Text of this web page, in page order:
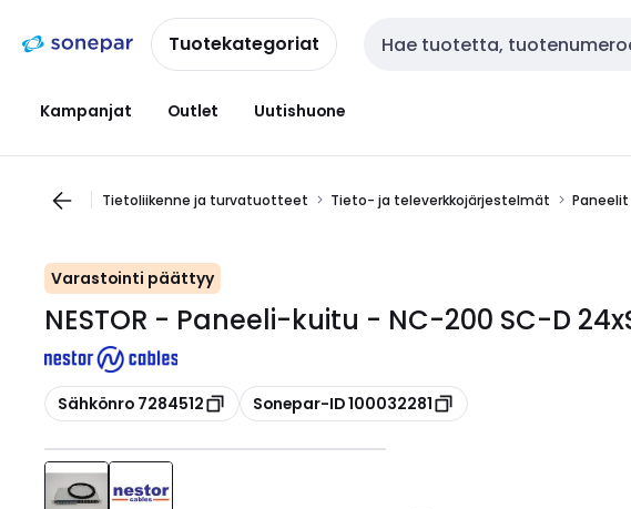
navigointiinsisältöönTuotekategoriat Haku
Kampanjat Outlet Uutishuone
Tietoliikenne ja turvatuotteet Tieto- ja televerkkojärjestelmät Paneelit
Varastointi päättyy
NESTOR - Paneeli-kuitu - NC-200 SC-D
Kopioi
Sähkönro 7284512 Kopioi
Sonepar-ID 100032281